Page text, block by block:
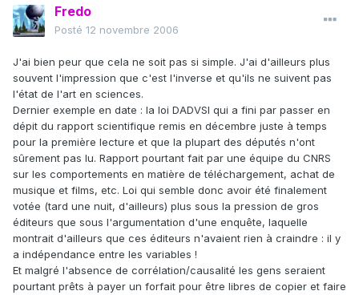
Fredo
Posté 12 novembre 2006
J'ai bien peur que cela ne soit pas si simple. J'ai d'ailleurs plus
souvent l'impression que c'est l'inverse et qu'ils ne suivent pas
l'état de l'art en sciences.
Dernier exemple en date : la loi DADVSI qui a fini par passer en
dépit du rapport scientifique remis en décembre juste à temps
pour la première lecture et que la plupart des députés n'ont
sûrement pas lu. Rapport pourtant fait par une équipe du CNRS
sur les comportements en matière de téléchargement, achat de
musique et films, etc. Loi qui semble donc avoir été finalement
votée (tard une nuit, d'ailleurs) plus sous la pression de gros
éditeurs que sous l'argumentation d'une enquête, laquelle
montrait d'ailleurs que ces éditeurs n'avaient rien à craindre : il y
a indépendance entre les variables !
Et malgré l'absence de corrélation/causalité les gens seraient
pourtant prêts à payer un forfait pour être libres de copier et faire